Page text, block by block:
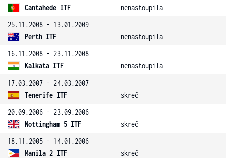
Cantahede ITF
nenastoupila
25.11.2008 - 13.01.2009
Perth ITF
nenastoupila
16.11.2008 - 23.11.2008
Kalkata ITF
nenastoupila
17.03.2007 - 24.03.2007
Tenerife ITF
skreč
20.09.2006 - 23.09.2006
Nottingham 5 ITF
skreč
18.11.2005 - 14.01.2006
Manila 2 ITF
skreč